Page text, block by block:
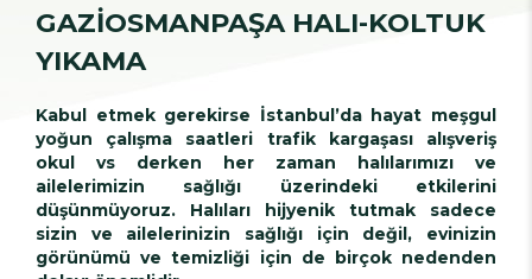
GAZİOSMANPAŞA HALI-KOLTUK
YIKAMA
Kabul etmek gerekirse İstanbul’da hayat meşgul
yoğun çalışma saatleri trafik kargaşası alışveriş
okul vs derken her zaman halılarımızı ve
ailelerimizin sağlığı üzerindeki etkilerini
düşünmüyoruz. Halıları hijyenik tutmak sadece
sizin ve ailelerinizin sağlığı için değil, evinizin
görünümü ve temizliği için de birçok nedenden